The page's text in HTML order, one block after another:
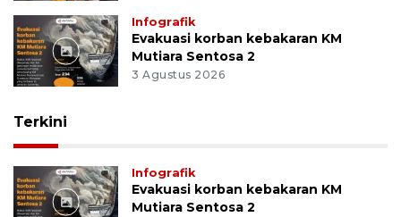
Infografik
Evakuasi korban kebakaran KM
Mutiara Sentosa 2
3 Agustus 2026
Terkini
Infografik
Evakuasi korban kebakaran KM
Mutiara Sentosa 2